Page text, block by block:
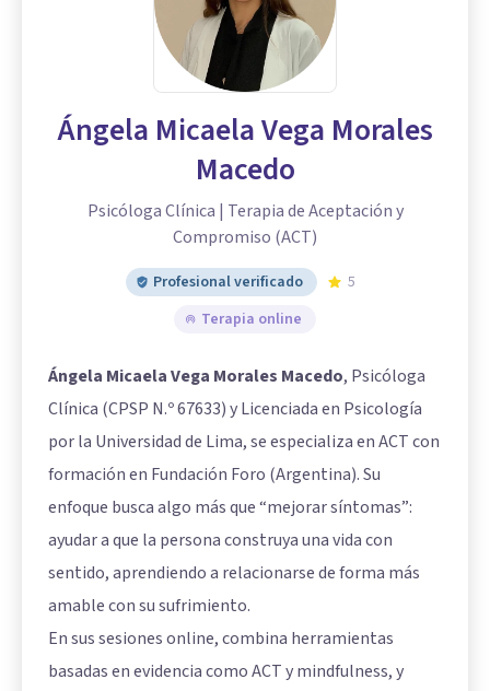
Ángela Micaela Vega Morales
Macedo
Psicóloga Clínica | Terapia de Aceptación y
Compromiso (ACT)
Profesional verificado
5
Terapia online
Ángela Micaela Vega Morales Macedo, Psicóloga
Clínica (CPSP N.º 67633) y Licenciada en Psicología
por la Universidad de Lima, se especializa en ACT con
formación en Fundación Foro (Argentina). Su
enfoque busca algo más que “mejorar síntomas”:
ayudar a que la persona construya una vida con
sentido, aprendiendo a relacionarse de forma más
amable con su sufrimiento.
En sus sesiones online, combina herramientas
basadas en evidencia como ACT y mindfulness, y